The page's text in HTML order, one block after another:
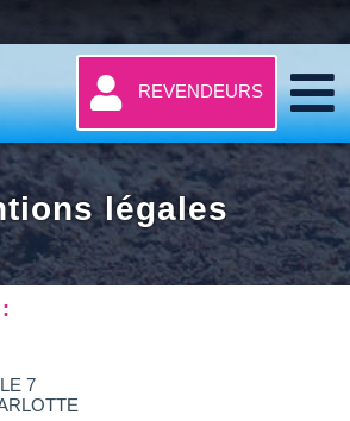
REVENDEURS
légales
7